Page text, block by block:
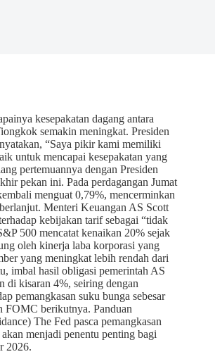
kesepakatan dagang antara
semakin meningkat. Presiden
“Saya pikir kami memiliki
untuk mencapai kesepakatan yang
pertemuannya dengan Presiden
pekan ini. Pada perdagangan Jumat
menguat 0,79%, mencerminkan
Menteri Keuangan AS Scott
kebijakan tarif sebagai “tidak
500 mencatat kenaikan 20% sejak
oleh kinerja laba korporasi yang
yang meningkat lebih rendah dari
imbal hasil obligasi pemerintah AS
di kisaran 4%, seiring dengan
pemangkasan suku bunga sebesar
FOMC berikutnya. Panduan
The Fed pasca pemangkasan
menjadi penentu penting bagi
2026.